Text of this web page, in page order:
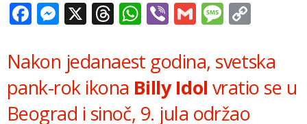
Facebook
Messenger
X Threads
WhatsApp
ViberGmail
Nakon jedanaest godina, svetska
pank-rok ikona Billy Idolvratio se u
Beograd i sinoč, 9. jula održao